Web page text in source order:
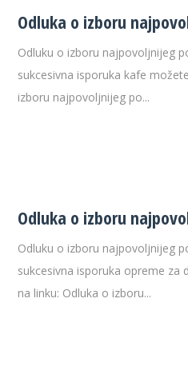
Odluka o izboru
Odluku o izboru najpovoljnijeg
sukcesivna isporuka kafe
izboru najpovoljnijeg po...
Odluka o izboru
Odluku o izboru najpovoljnijeg
sukcesivna isporuka opreme za
na linku: Odluka o izboru...